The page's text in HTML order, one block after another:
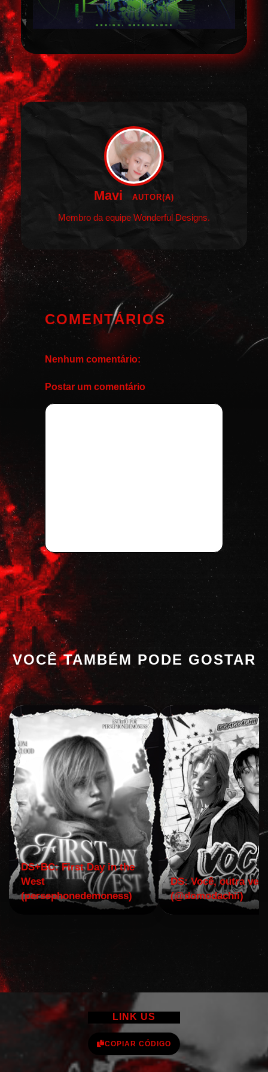
Mavi AUTOR(A)
Membro da equipe Wonderful Designs.
COMENTÁRIOS
Nenhum comentário:
Postar um comentário
VOCÊ TAMBÉM PODE GOSTAR
DS+BC: First Day in the
West
(persephonedemoness)
DS: Você, outra vez!
(@domodachii)
LINK US
COPIAR CÓDIGO